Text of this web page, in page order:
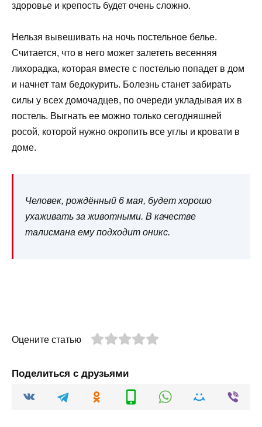
здоровье и крепость будет очень сложно.
Нельзя вывешивать на ночь постельное белье.
Считается, что в него может залететь весенняя
лихорадка, которая вместе с постелью попадет в дом
и начнет там бедокурить. Болезнь станет забирать
силы у всех домочадцев, по очереди укладывая их в
постель. Выгнать ее можно только сегодняшней
росой, которой нужно окропить все углы и кровати в
доме.
Человек, рождённый 6 мая, будет хорошо
ухаживать за животными. В качестве
талисмана ему подходит оникс.
Оцените статью
Поделиться с друзьями